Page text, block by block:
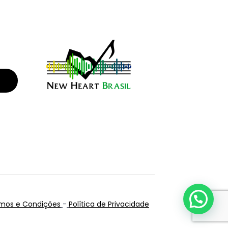
e Condições - Política de Privacidade